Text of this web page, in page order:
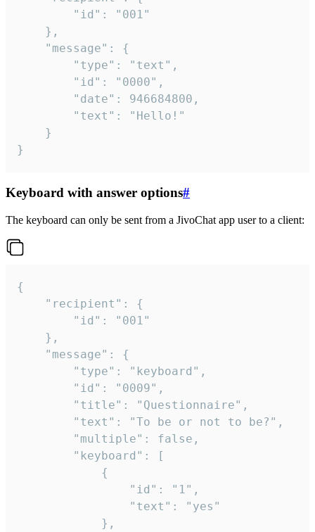
}
Keyboard with answer options#
The keyboard can only be sent from a JivoChat app user to a client:
{